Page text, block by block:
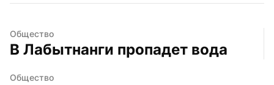
Общество
В Лабытнанги пропадет вода
Общество